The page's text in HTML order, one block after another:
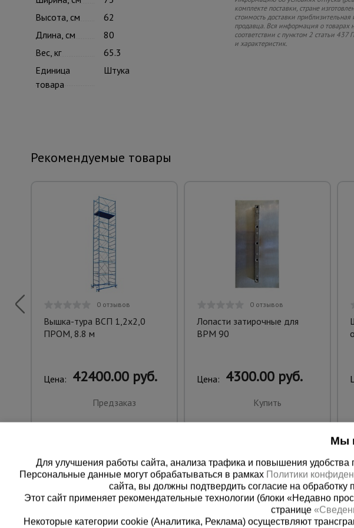
Высота, см
62
Длина, см
80
Вес, кг
65.3
Единица
товара
Штука
комплекте поставки, стране
стоимость доставки приблизительная
продавца. Вся информация о товарах
соответствии с пунктом 2 статьи
и характеристик.
Рекомендуемые товары
0 отзывов
Вышка-тура ВСП 1,2x2,0
ПРОМ, 8.8 м
Цена: 42400.00 руб.
Предзаказ
0 отзывов
Лопасти затирочные для
BPM 90
Цена: 4300.00 руб.
Купить
Мы
Для улучшения работы сайта, анализа трафика и повышения
Персональные данные могут обрабатываться в рамках Политики
сайта, вы должны подтвердить согласие на
Этот сайт применяет рекомендательные технологии (блоки «Недавно
странице
Некоторые категории cookie (Аналитика, Реклама) осуществляют